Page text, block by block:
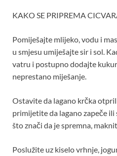
KAKO SE PRIPREMA
Pomiješajte mlijeko, vodu i
u smjesu umiješajte sir i sol.
vatru i postupno dodajte
neprestano miješanje.
Ostavite da lagano krčka
primijetite da lagano zapeče ili
što znači da je spremna,
Poslužite uz kiselo vrhnje,